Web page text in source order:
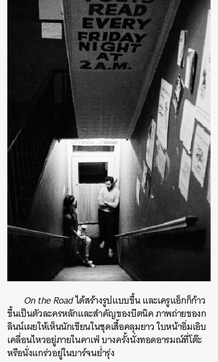
On the Roadได้สร้างรูปแบบขึ้น และเครูแอ็กก็ก้าว
ขึ้นเป็นตัวละครหลักและสำคัญของบีตนิค ภาพถ่ายของก
ลินน์เผยให้เห็นนักเขียนในชุดเสื้อคลุมยาว ใบหน้าอิ่มเอิบ
เคลื่อนไหวอยู่ภายในคาเฟ่ บางครั้งนั่งทอดอารมณ์ที่โต๊ะ
หรือนั่งแกร่วอยู่ในบาร์จนย่ำรุ่ง
TWEET LINE EMAIL